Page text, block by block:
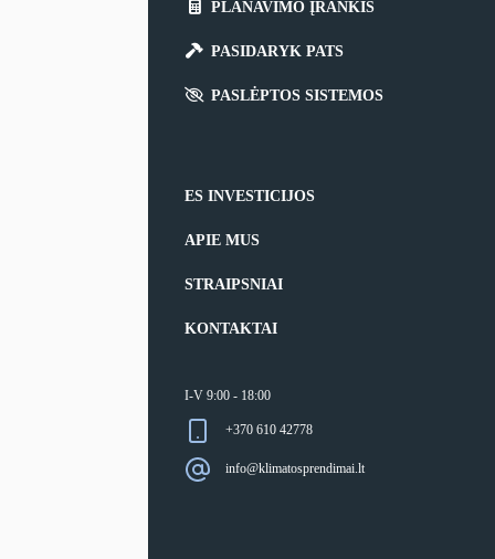
PLANAVIMO ĮRANKIS
PASIDARYK PATS
PASLĖPTOS SISTEMOS
ES INVESTICIJOS
APIE MUS
STRAIPSNIAI
KONTAKTAI
I-V 9:00 - 18:00
+370 610 42778
info@klimatosprendimai.lt